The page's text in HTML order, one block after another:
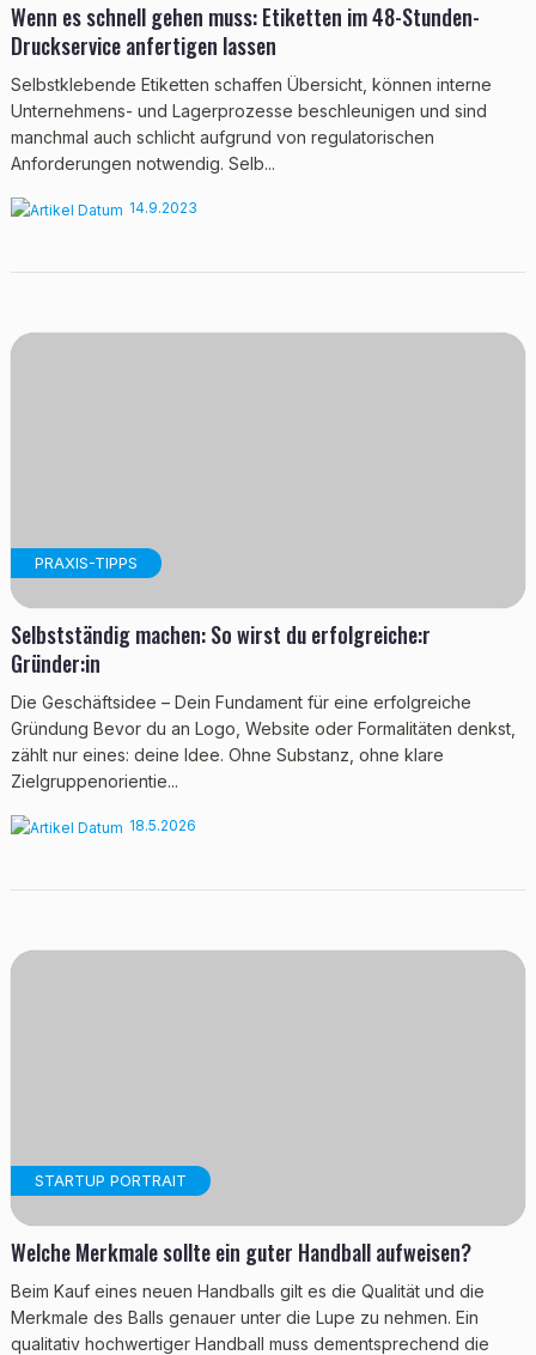
Wenn es schnell gehen muss: Etiketten im 48-Stunden-
Druckservice anfertigen lassen
Selbstklebende Etiketten schaffen Übersicht, können interne
Unternehmens- und Lagerprozesse beschleunigen und sind
manchmal auch schlicht aufgrund von regulatorischen
Anforderungen notwendig. Selb...
14.9.2023
PRAXIS-TIPPS
Selbstständig machen: So wirst du erfolgreiche:r
Gründer:in
Die Geschäftsidee – Dein Fundament für eine erfolgreiche
Gründung Bevor du an Logo, Website oder Formalitäten denkst,
zählt nur eines: deine Idee. Ohne Substanz, ohne klare
Zielgruppenorientie...
18.5.2026
STARTUP PORTRAIT
Welche Merkmale sollte ein guter Handball aufweisen?
Beim Kauf eines neuen Handballs gilt es die Qualität und die
Merkmale des Balls genauer unter die Lupe zu nehmen. Ein
qualitativ hochwertiger Handball muss dementsprechend die